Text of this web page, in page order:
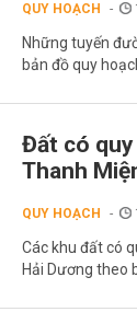
QUY HOẠCH
Những tuyến
bản đồ quy
Đất có quy
Thanh
QUY HOẠCH
Các khu đất có
Hải Dương theo